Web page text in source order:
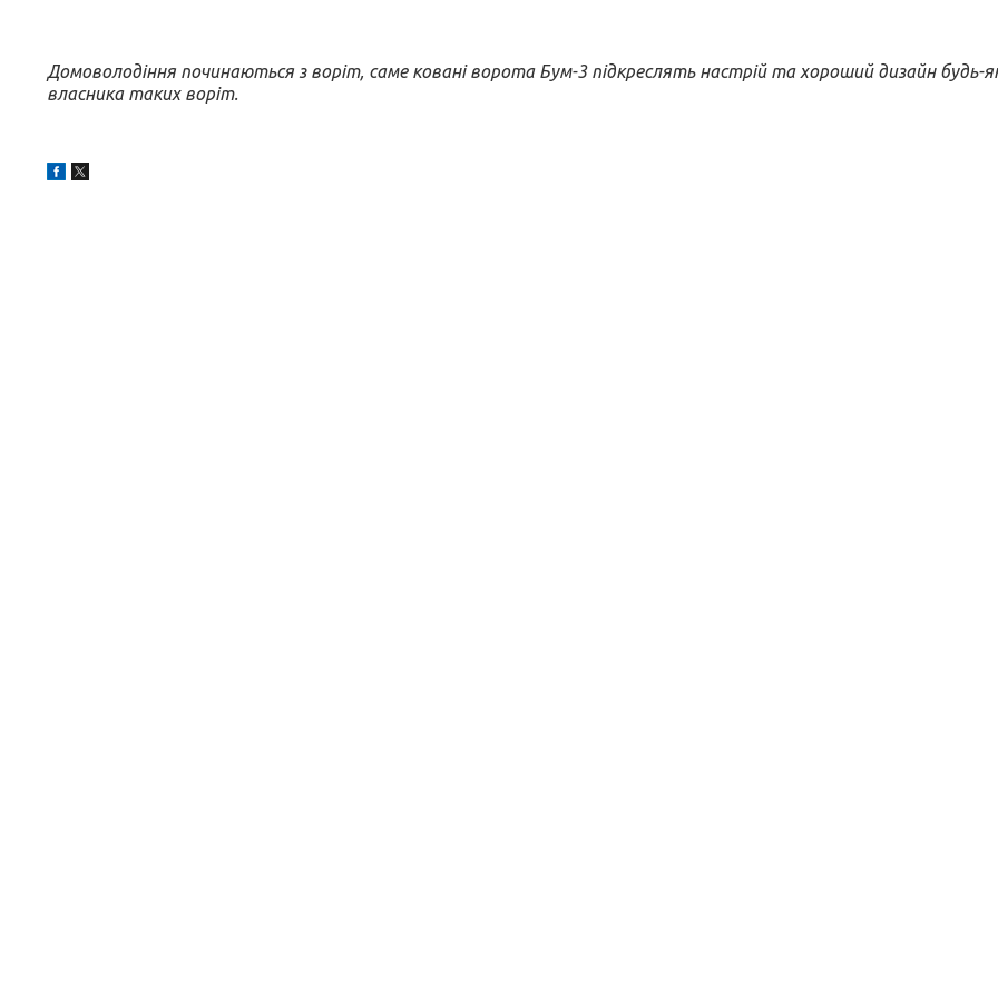
Домоволодіння починаються з воріт, саме ковані ворота Бум-3 підкреслять настрій та хороший дизайн будь-
власника таких воріт.